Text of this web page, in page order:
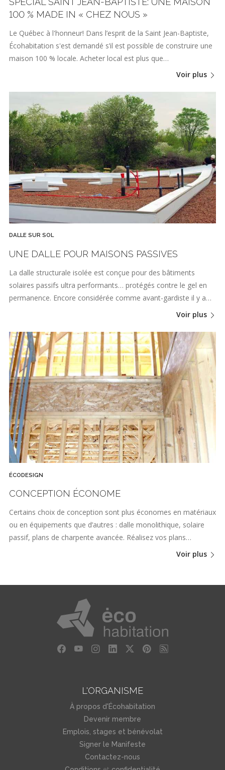
100 % MADE IN « CHEZ NOUS »
Le Québec à l'honneur! Dans l’esprit de la Saint Jean-Baptiste,
Écohabitation s'est demandé s’il est possible de construire une
maison 100 % locale. Acheter local est plus que…
Voir plus
DALLE SUR SOL
UNE DALLE POUR MAISONS PASSIVES
La dalle structurale isolée est conçue pour des bâtiments
solaires passifs ultra performants… protégés contre le gel en
permanence. Encore considérée comme avant-gardiste il y a…
Voir plus
ÉCODESIGN
CONCEPTION ÉCONOME
Certains choix de conception sont plus économes en matériaux
ou en équipements que d’autres : dalle monolithique, solaire
passif, plans de charpente avancée. Réalisez vos plans…
Voir plus
L'ORGANISME
À propos d'Écohabitation
Devenir membre
Emplois, stages et bénévolat
Signer le Manifeste
Contactez-nous